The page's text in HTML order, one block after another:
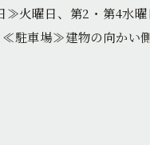
≫火曜日、第2・第4水
≪駐車場≫建物の向かい